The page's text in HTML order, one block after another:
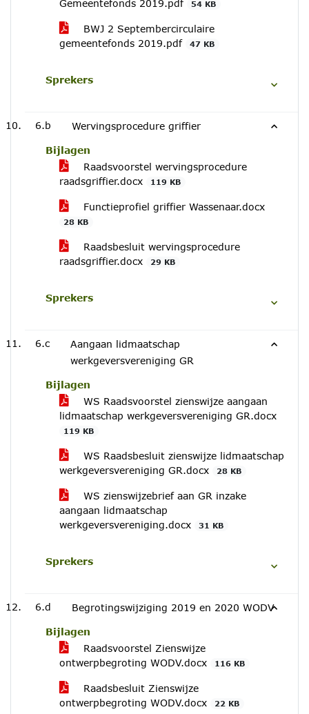
Gemeentefonds 2019.pdf 54 KB
BWJ 2 Septembercirculaire
gemeentefonds 2019.pdf
47 KB
Sprekers
6.b Wervingsprocedure griffier
Bijlagen
Raadsvoorstel wervingsprocedure
raadsgriffier.docx
119 KB
Functieprofiel griffier Wassenaar.docx
28 KB
Raadsbesluit wervingsprocedure
raadsgriffier.docx
29 KB
Sprekers
6.c
Aangaan lidmaatschap
werkgeversvereniging GR
Bijlagen
WS Raadsvoorstel zienswijze aangaan
lidmaatschap werkgeversvereniging GR.docx
119 KB
WS Raadsbesluit zienswijze lidmaatschap
werkgeversvereniging GR.docx
28 KB
WS zienswijzebrief aan GR inzake
aangaan lidmaatschap
werkgeversvereniging.docx
31 KB
Sprekers
6.d Begrotingswijziging 2019 en 2020 WODV
Bijlagen
Raadsvoorstel Zienswijze
ontwerpbegroting WODV.docx
116 KB
Raadsbesluit Zienswijze
ontwerpbegroting WODV.docx
22 KB